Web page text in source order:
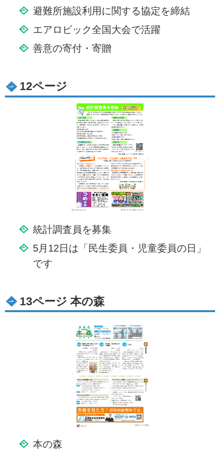
避難所施設利用に関する協定を締結
エアロビック全国大会で活躍
善意の寄付・寄贈
12ページ
統計調査員を募集
5月12日は「民生委員・児童委員の日」
です
13ページ 本の森
本の森